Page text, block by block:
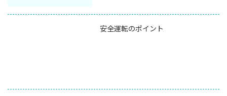
安全運転のポイント